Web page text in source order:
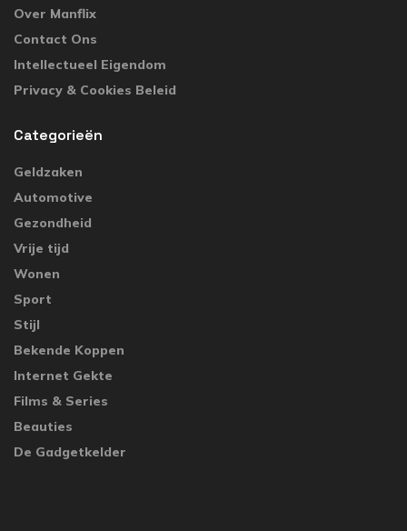
Over Manflix
Contact Ons
Intellectueel Eigendom
Privacy & Cookies Beleid
Categorieën
Geldzaken
Automotive
Gezondheid
Vrije tijd
Wonen
Sport
Stijl
Bekende Koppen
Internet Gekte
Films & Series
Beauties
De Gadgetkelder